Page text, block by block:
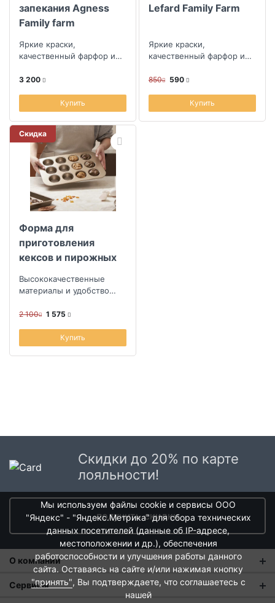
запекания Agness
Family farm
Яркие краски,
качественный фарфор и
3 200
Купить
Lefard Family Farm
Яркие краски,
качественный фарфор и
850 590
Купить
Скидка
Форма для
приготовления
кексов и пирожных
Masters
Высококачественные
материалы и удобство
2 100 1 575
Купить
Скидки до 20% по карте
лояльности!
получить скидки
О компании
О нас
Сервисы
Мы используем файлы cookie и сервисы ООО
"Яндекс" - "Яндекс.Метрика" для сбора технических
данных посетителей (данные об IP-адресе,
местоположении и др.), обеспечения
работоспособности и улучшения работы данного
сайта. Оставаясь на сайте и/или нажимая кнопку
"принять", Вы подтверждаете, что соглашаетесь с
нашей